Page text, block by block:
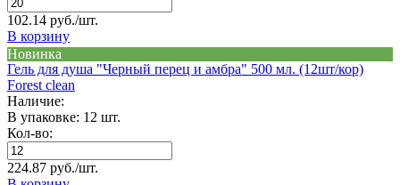
102.14 руб./шт.
В корзину
Новинка
Гель для душа "Черный перец и амбра" 500 мл. (12шт/кор)
Forest clean
Наличие:
В упаковке: 12 шт.
Кол-во:
224.87 руб./шт.